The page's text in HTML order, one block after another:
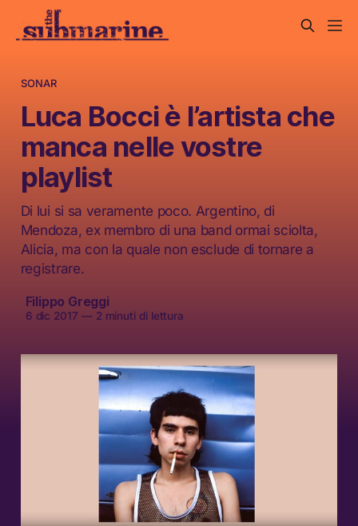
SONAR
Luca Bocci è l’artista che
manca nelle vostre
playlist
Di lui si sa veramente poco. Argentino, di
Mendoza, ex membro di una band ormai sciolta,
Alicia, ma con la quale non esclude di tornare a
registrare.
Filippo Greggi
6 dic 2017 —2 minuti di lettura